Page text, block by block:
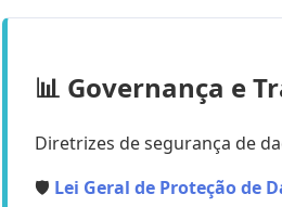
📊 Governança e
Diretrizes de segurança de
🛡️ Lei Geral de Proteção de